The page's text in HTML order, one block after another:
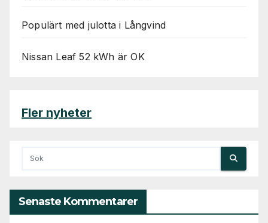
Populärt med julotta i Långvind
Nissan Leaf 52 kWh är OK
Fler nyheter
Senaste Kommentarer